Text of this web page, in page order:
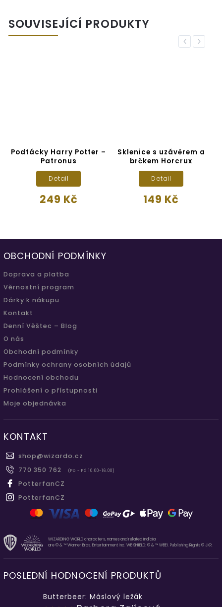
SOUVISEJÍCÍ PRODUKTY
Previous
Podtácky Harry Potter –
Patronus
249 Kč
Detail
Sklenice s uzávěrem a
brčkem Horcrux
149 Kč
Detail
Next
OBCHODNÍ PODMÍNKY
Doprava a platba
Věrnostní program
Dárky k nákupu
Kontakt
Denní Věštec – Blog
O nás
Obchodní podmínky
Podmínky ochrany osobních údajů
Hodnocení obchodu
Prohlášení o přístupnosti
Moje objednávka
KONTAKT
shop@wizardo.cz
770 350 762
(Po - Pá 10.00-16.00)
PotterfanCZ
PotterfanCZ
WIZARDING WORLD characters, names and related indicia
are © & ™ Warner Bros. Entertainment Inc. WB SHIELD: © & ™ WBEI. Publishing Rights © JKR.
POSLEDNÍ HODNOCENÍ PRODUKTŮ
Butterbeer: Máslový ležák